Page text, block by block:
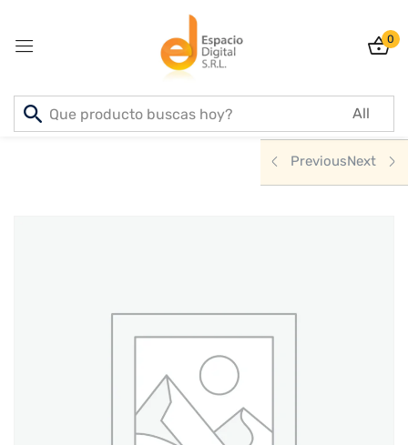
0
Inicio PRODUCTOS DEPORTE & AIRE LIBRE
PreviousNext
Sign in
Create an account